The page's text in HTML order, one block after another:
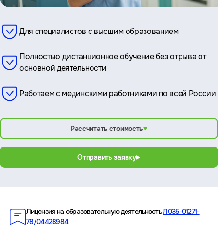
Для специалистов с высшим образованием
Полностью дистанционное обучение без отрыва от
основной деятельности
Работаем с мединскими работниками по всей России
Рассчитать стоимость
Отправить заявку
Лицензия на образовательную деятельностьЛ035-01271-
78/04428984